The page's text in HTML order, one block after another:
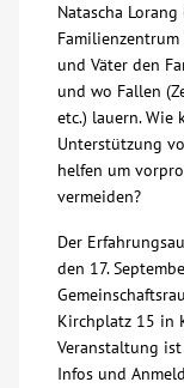
AWO BB Süd
Natascha
und Väter den
und wo Fallen
etc.) lauern. Wie
Unterstützung
helfen um
vermeiden?
Der
den 17.
Kirchplatz 15 in
Veranstaltung
Infos und